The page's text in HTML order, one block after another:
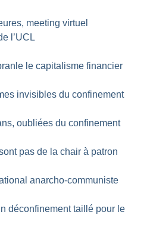
meeting virtuel
l’UCL
le capitalisme financier
invisibles du confinement
oubliées du confinement
pas de la chair à patron
anarcho-communiste
déconfinement taillé pour le